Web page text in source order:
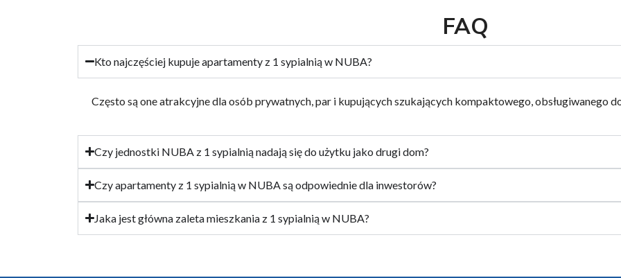
FAQ
Kto najczęściej kupuje apartamenty z 1 sypialnią w NUBA?
Często są one atrakcyjne dla osób prywatnych, par i kupujących szukających kompaktowego, obsługiwanego
Czy jednostki NUBA z 1 sypialnią nadają się do użytku jako drugi dom?
Czy apartamenty z 1 sypialnią w NUBA są odpowiednie dla inwestorów?
Jaka jest główna zaleta mieszkania z 1 sypialnią w NUBA?